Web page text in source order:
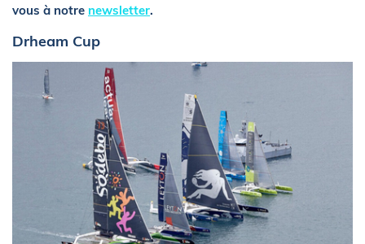
vous à notre newsletter.
Drheam Cup